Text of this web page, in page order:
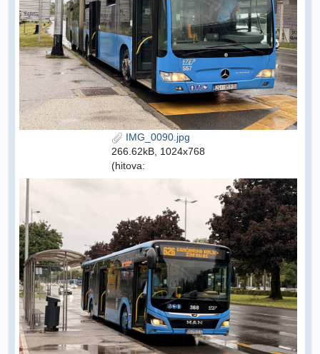
IMG_0090.jpg
266.62kB, 1024x768
(hitova: